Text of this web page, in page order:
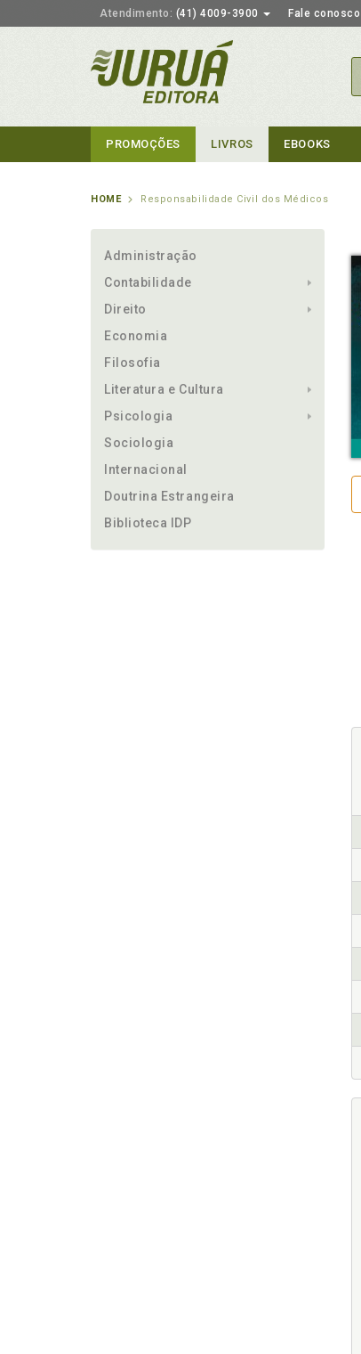
Atendimento: (41) 4009-3900 Fale conosco
PROMOÇÕES LIVROS EBOOKS
HOME Responsabilidade Civil dos Médicos
Administração
Contabilidade
Direito
Economia
Filosofia
Literatura e Cultura
Psicologia
Sociologia
Internacional
Doutrina Estrangeira
Biblioteca IDP